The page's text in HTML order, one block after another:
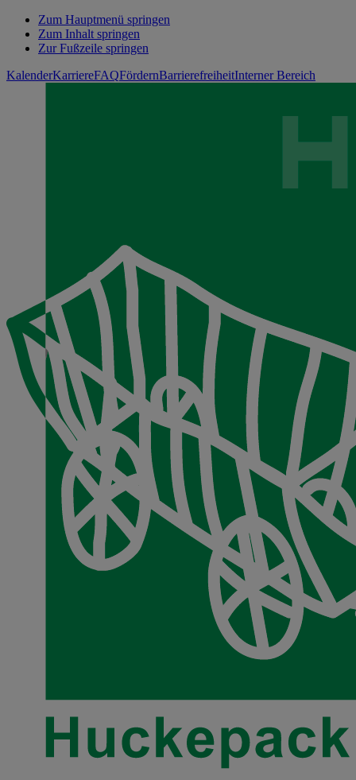
Zum Hauptmenü springen
Zum Inhalt springen
Zur Fußzeile springen
KalenderKarriereFAQFördernBarrierefreiheitInterner Bereich